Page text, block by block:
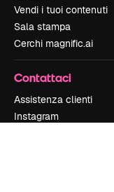
Vendi i tuoi contenuti
Sala stampa
Cerchi magnific.ai
Contattaci
Assistenza clienti
Instagram